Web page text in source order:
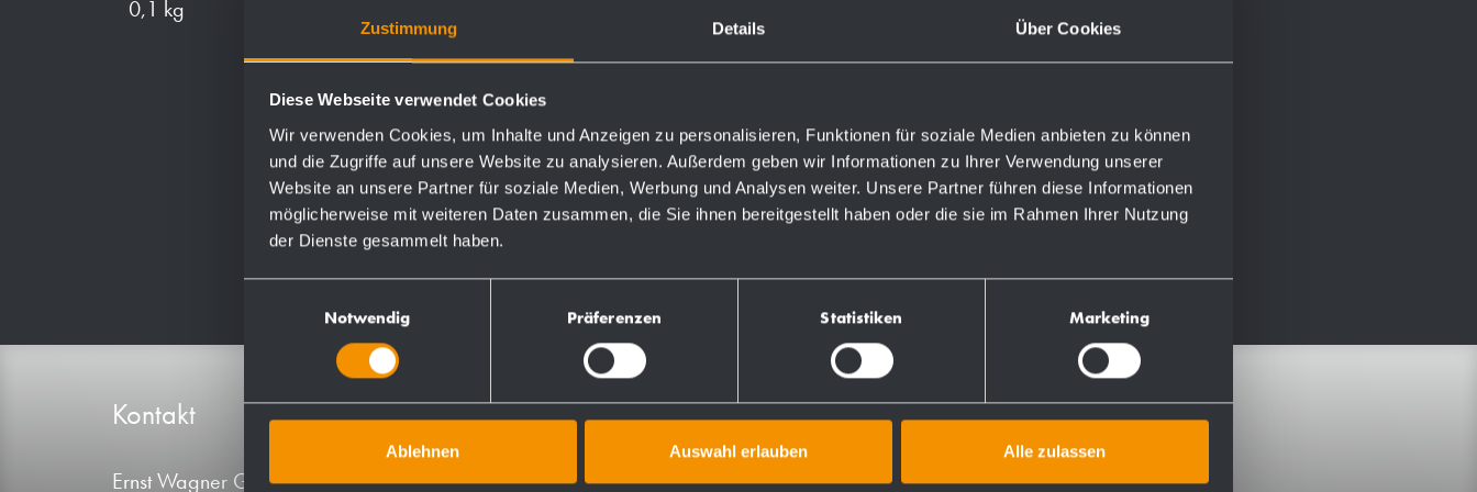
Zustimmung Details Über Cookies
Diese Webseite verwendet Cookies
Wir verwenden Cookies, um Inhalte und Anzeigen zu personalisieren, Funktionen für soziale Medien anbieten zu können
und die Zugriffe auf unsere Website zu analysieren. Außerdem geben wir Informationen zu Ihrer Verwendung unserer
Website an unsere Partner für soziale Medien, Werbung und Analysen weiter. Unsere Partner führen diese Informationen
möglicherweise mit weiteren Daten zusammen, die Sie ihnen bereitgestellt haben oder die sie im Rahmen Ihrer Nutzung
der Dienste gesammelt haben.
Notwendig Präferenzen Statistiken Marketing
Ablehnen Auswahl erlauben Alle zulassen
0,1 kg
Kontakt
Ernst Wagner GmbH & Co. KG
Produktlinien
A-Linie
Weitere Produkte
Ersatzteile/Zubehör
Infomaterial
Montage- &